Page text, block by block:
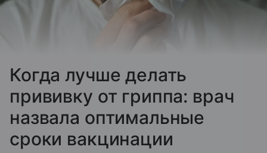
Когда лучше делать
прививку от гриппа: врач
назвала оптимальные
сроки вакцинации